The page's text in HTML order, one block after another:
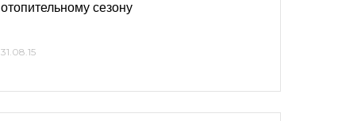
отопительному сезону
31.08.15